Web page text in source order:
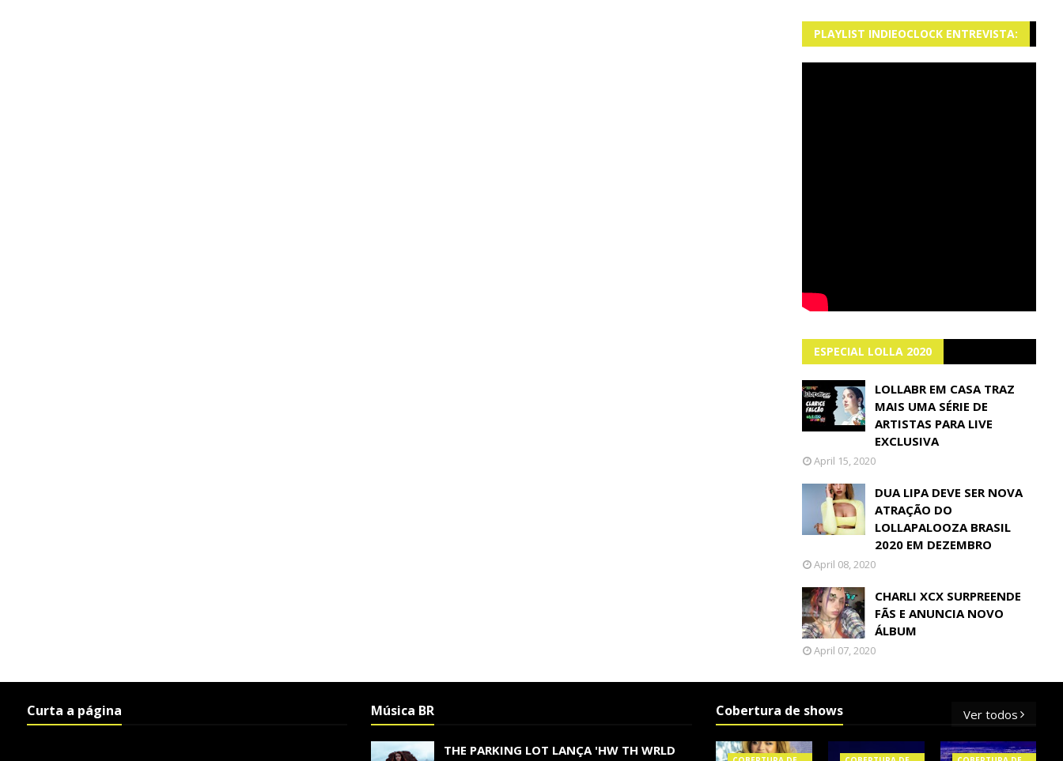
PLAYLIST INDIEOCLOCK ENTREVISTA:
ESPECIAL LOLLA 2020
LOLLABR EM CASA TRAZ
MAIS UMA SÉRIE DE
ARTISTAS PARA LIVE
EXCLUSIVA
April 15, 2020
DUA LIPA DEVE SER NOVA
ATRAÇÃO DO
LOLLAPALOOZA BRASIL
2020 EM DEZEMBRO
April 08, 2020
CHARLI XCX SURPREENDE
FÃS E ANUNCIA NOVO
ÁLBUM
April 07, 2020
Curta a página Música BR
THE PARKING LOT LANÇA 'HW TH WRLD
Cobertura de shows Ver todos